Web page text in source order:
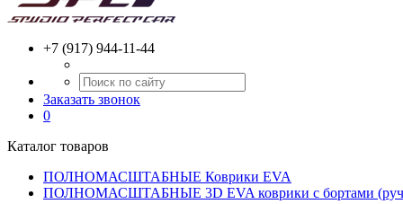
+7 (917) 944-11-44
Заказать звонок
0
Каталог товаров
ПОЛНОМАСШТАБНЫЕ Коврики EVA
ПОЛНОМАСШТАБНЫЕ 3D EVA коврики с бортами